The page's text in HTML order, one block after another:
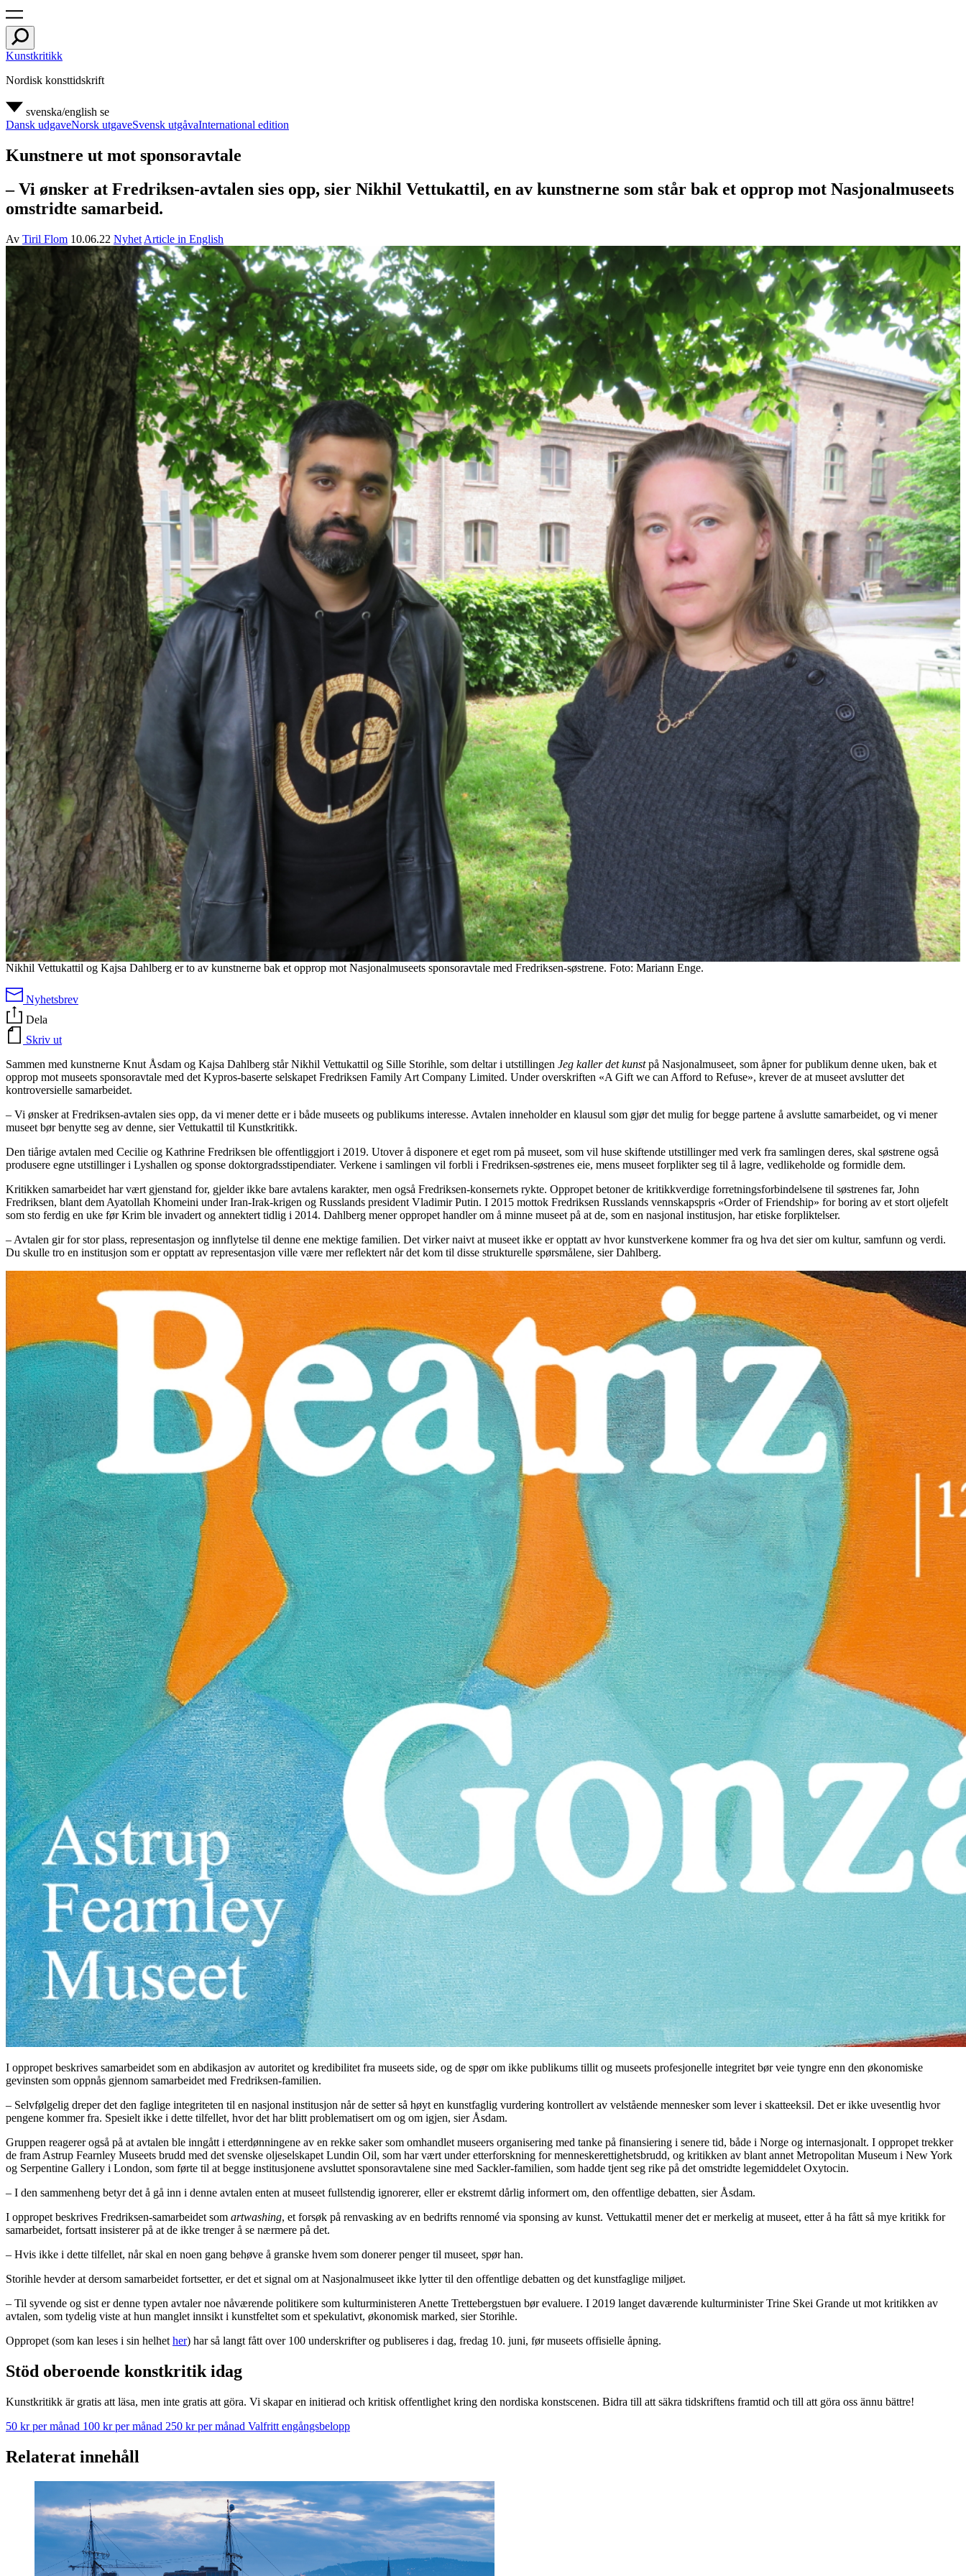
Kunstkritikk
Nordisk konsttidskrift
svenska/english se
Dansk udgaveNorsk utgaveSvensk utgåvaInternational edition
Kunstnere ut mot sponsoravtale
– Vi ønsker at Fredriksen-avtalen sies opp, sier Nikhil Vettukattil, en av kunstnerne som står bak et opprop mot Nasjonalmuseets
omstridte samarbeid.
Av Tiril Flom 10.06.22 Nyhet Article in English
Nikhil Vettukattil og Kajsa Dahlberg er to av kunstnerne bak et opprop mot Nasjonalmuseets sponsoravtale med Fredriksen-søstrene. Foto: Mariann Enge.
Nyhetsbrev
Dela
Skriv ut
Sammen med kunstnerne Knut Åsdam og Kajsa Dahlberg står Nikhil Vettukattil og Sille Storihle, som deltar i utstillingen Jeg kaller det kunstpå Nasjonalmuseet, som åpner for publikum denne uken, bak et
opprop mot museets sponsoravtale med det Kypros-baserte selskapet Fredriksen Family Art Company Limited. Under overskriften «A Gift we can Afford to Refuse», krever de at museet avslutter det
kontroversielle samarbeidet.
– Vi ønsker at Fredriksen-avtalen sies opp, da vi mener dette er i både museets og publikums interesse. Avtalen inneholder en klausul som gjør det mulig for begge partene å avslutte samarbeidet, og vi mener
museet bør benytte seg av denne, sier Vettukattil til Kunstkritikk.
Den tiårige avtalen med Cecilie og Kathrine Fredriksen ble offentliggjort i 2019. Utover å disponere et eget rom på museet, som vil huse skiftende utstillinger med verk fra samlingen deres, skal søstrene også
produsere egne utstillinger i Lyshallen og sponse doktorgradsstipendiater. Verkene i samlingen vil forbli i Fredriksen-søstrenes eie, mens museet forplikter seg til å lagre, vedlikeholde og formidle dem.
Kritikken samarbeidet har vært gjenstand for, gjelder ikke bare avtalens karakter, men også Fredriksen-konsernets rykte. Oppropet betoner de kritikkverdige forretningsforbindelsene til søstrenes far, John
Fredriksen, blant dem Ayatollah Khomeini under Iran-Irak-krigen og Russlands president Vladimir Putin. I 2015 mottok Fredriksen Russlands vennskapspris «Order of Friendship» for boring av et stort oljefelt
som sto ferdig en uke før Krim ble invadert og annektert tidlig i 2014. Dahlberg mener oppropet handler om å minne museet på at de, som en nasjonal institusjon, har etiske forpliktelser.
– Avtalen gir for stor plass, representasjon og innflytelse til denne ene mektige familien. Det virker naivt at museet ikke er opptatt av hvor kunstverkene kommer fra og hva det sier om kultur, samfunn og verdi.
Du skulle tro en institusjon som er opptatt av representasjon ville være mer reflektert når det kom til disse strukturelle spørsmålene, sier Dahlberg.
I oppropet beskrives samarbeidet som en abdikasjon av autoritet og kredibilitet fra museets side, og de spør om ikke publikums tillit og museets profesjonelle integritet bør veie tyngre enn den økonomiske
gevinsten som oppnås gjennom samarbeidet med Fredriksen-familien.
– Selvfølgelig dreper det den faglige integriteten til en nasjonal institusjon når de setter så høyt en kunstfaglig vurdering kontrollert av velstående mennesker som lever i skatteeksil. Det er ikke uvesentlig hvor
pengene kommer fra. Spesielt ikke i dette tilfellet, hvor det har blitt problematisert om og om igjen, sier Åsdam.
Gruppen reagerer også på at avtalen ble inngått i etterdønningene av en rekke saker som omhandlet museers organisering med tanke på finansiering i senere tid, både i Norge og internasjonalt. I oppropet trekker
de fram Astrup Fearnley Museets brudd med det svenske oljeselskapet Lundin Oil, som har vært under etterforskning for menneskerettighetsbrudd, og kritikken av blant annet Metropolitan Museum i New York
og Serpentine Gallery i London, som førte til at begge institusjonene avsluttet sponsoravtalene sine med Sackler-familien, som hadde tjent seg rike på det omstridte legemiddelet Oxytocin.
– I den sammenheng betyr det å gå inn i denne avtalen enten at museet fullstendig ignorerer, eller er ekstremt dårlig informert om, den offentlige debatten, sier Åsdam.
I oppropet beskrives Fredriksen-samarbeidet som artwashing, et forsøk på renvasking av en bedrifts rennomé via sponsing av kunst. Vettukattil mener det er merkelig at museet, etter å ha fått så mye kritikk for
samarbeidet, fortsatt insisterer på at de ikke trenger å se nærmere på det.
– Hvis ikke i dette tilfellet, når skal en noen gang behøve å granske hvem som donerer penger til museet, spør han.
Storihle hevder at dersom samarbeidet fortsetter, er det et signal om at Nasjonalmuseet ikke lytter til den offentlige debatten og det kunstfaglige miljøet.
– Til syvende og sist er denne typen avtaler noe nåværende politikere som kulturministeren Anette Trettebergstuen bør evaluere. I 2019 langet daværende kulturminister Trine Skei Grande ut mot kritikken av
avtalen, som tydelig viste at hun manglet innsikt i kunstfeltet som et spekulativt, økonomisk marked, sier Storihle.
Oppropet (som kan leses i sin helhet her) har så langt fått over 100 underskrifter og publiseres i dag, fredag 10. juni, før museets offisielle åpning.
Stöd oberoende konstkritik idag
Kunstkritikk är gratis att läsa, men inte gratis att göra. Vi skapar en initierad och kritisk offentlighet kring den nordiska konstscenen. Bidra till att säkra tidskriftens framtid och till att göra oss ännu bättre!
50 kr per månad 100 kr per månad 250 kr per månad Valfritt engångsbelopp
Relaterat innehåll